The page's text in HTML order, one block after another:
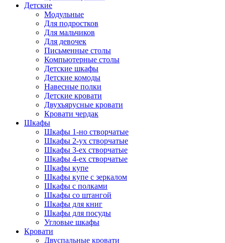
Детские
Модульные
Для подростков
Для мальчиков
Для девочек
Письменные столы
Компьютерные столы
Детские шкафы
Детские комоды
Навесные полки
Детские кровати
Двухъярусные кровати
Кровати чердак
Шкафы
Шкафы 1-но створчатые
Шкафы 2-ух створчатые
Шкафы 3-ех створчатые
Шкафы 4-ех створчатые
Шкафы купе
Шкафы купе с зеркалом
Шкафы с полками
Шкафы со штангой
Шкафы для книг
Шкафы для посуды
Угловые шкафы
Кровати
Двуспальные кровати